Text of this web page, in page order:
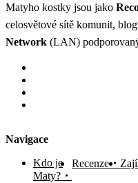
Matyho kostky jsou jako
celosvětové sítě komunit,
Network (LAN)
Navigace
Kdo je
Maty?
Recenze